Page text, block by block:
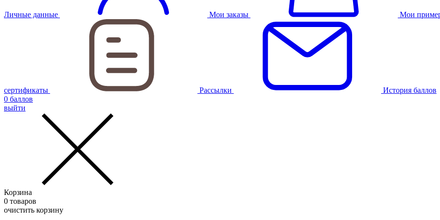
Личные данные Мои заказы Мои
сертификаты Рассылки
История баллов
0 баллов
выйти
Корзина
0 товаров
очистить корзину